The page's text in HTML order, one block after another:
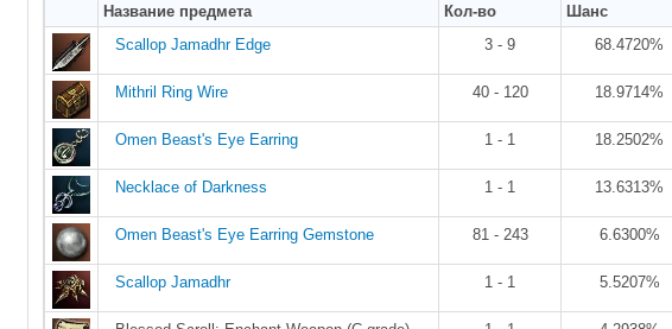
Название предмета Кол-во
Шанс
Scallop Jamadhr Edge
3 - 9 68.4720%
Mithril Ring Wire 40 - 120 18.9714%
Omen Beast's Eye Earring 1 - 1 18.2502%
Necklace of Darkness 1 - 1 13.6313%
Omen Beast's Eye Earring Gemstone 81 - 243 6.6300%
Scallop Jamadhr 1 - 1 5.5207%